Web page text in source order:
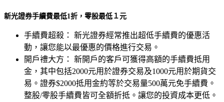
新光證券手續費最低1折，零股最低１元
手續費超殺： 新光證券經常推出超低手續費的優惠活
動，讓您能以最優惠的價格進行交易。
開戶禮大方： 新開戶的客戶可獲得高額的手續費抵用
金，其中包括2000元用於證券交易及1000元用於期貨交
易。證券$2000抵用金約等於交易量500萬元免手續費。
整股/零股手續費皆可全額折抵。讓您的投資成本更低。